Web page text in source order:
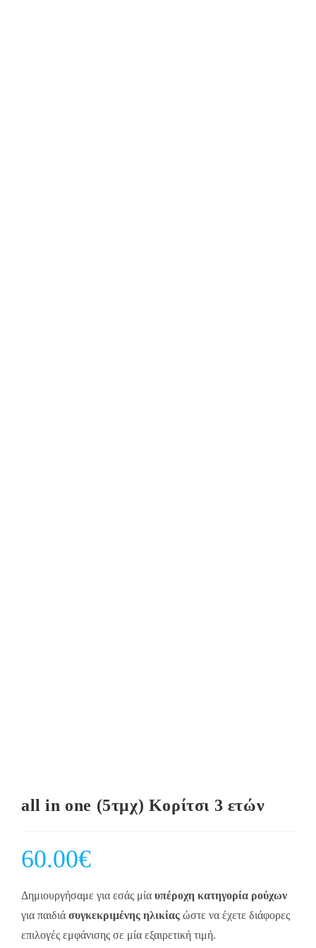
all in one (5τμχ) Κορίτσι 3 ετών
60.00€
Δημιουργήσαμε για εσάς μία υπέροχη κατηγορία ρούχων
για παιδιά συγκεκριμένης ηλικίας ώστε να έχετε διάφορες
επιλογές εμφάνισης σε μία εξαιρετική τιμή.